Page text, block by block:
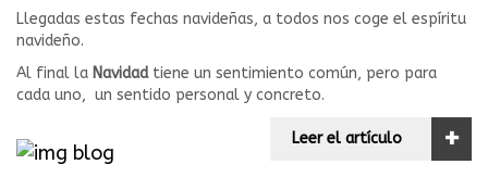
Llegadas estas fechas navideñas, a todos nos coge el espíritu
navideño.
Al final la Navidadtiene un sentimiento común, pero para
cada uno, un sentido personal y concreto.
Leer el artículo +